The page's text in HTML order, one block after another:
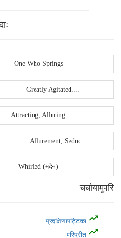
One Who Springs
Greatly Agitated,...
Attracting, Alluring
Allurement, Seduc...
Whirled (मदेन)
चर्चायामुपरि
प्रदक्षिणापट्टिका trending_up
परिप्रीत trending_up